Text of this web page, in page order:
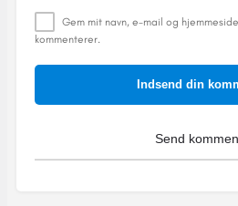
Gem mit navn, e-mail og
kommenterer.
Indsend din